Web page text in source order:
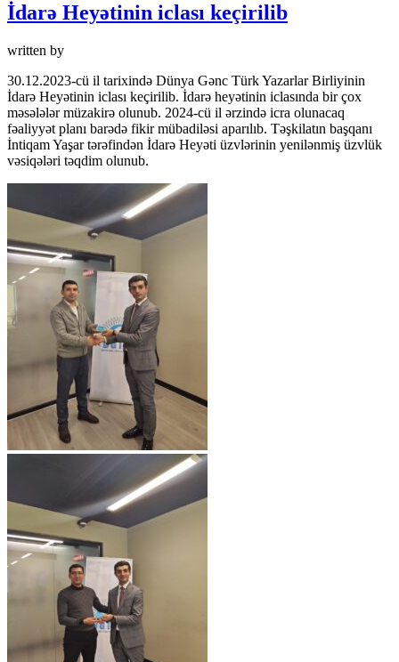
İdarə Heyətinin iclası keçirilib
written by
30.12.2023-cü il tarixində Dünya Gənc Türk Yazarlar Birliyinin
İdarə Heyətinin iclası keçirilib. İdarə heyətinin iclasında bir çox
məsələlər müzakirə olunub. 2024-cü il ərzində icra olunacaq
fəaliyyət planı barədə fikir mübadiləsi aparılıb. Təşkilatın başqanı
İntiqam Yaşar tərəfindən İdarə Heyəti üzvlərinin yenilənmiş üzvlük
vəsiqələri təqdim olunub.